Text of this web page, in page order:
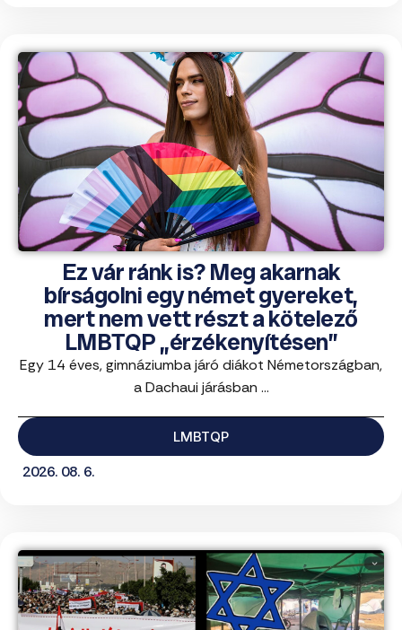
Ez vár ránk is? Meg akarnak
bírságolni egy német gyereket,
mert nem vett részt a kötelező
LMBTQP „érzékenyítésen”
Egy 14 éves, gimnáziumba járó diákot Németországban,
a Dachaui járásban ...
LMBTQP
2026. 08. 6.